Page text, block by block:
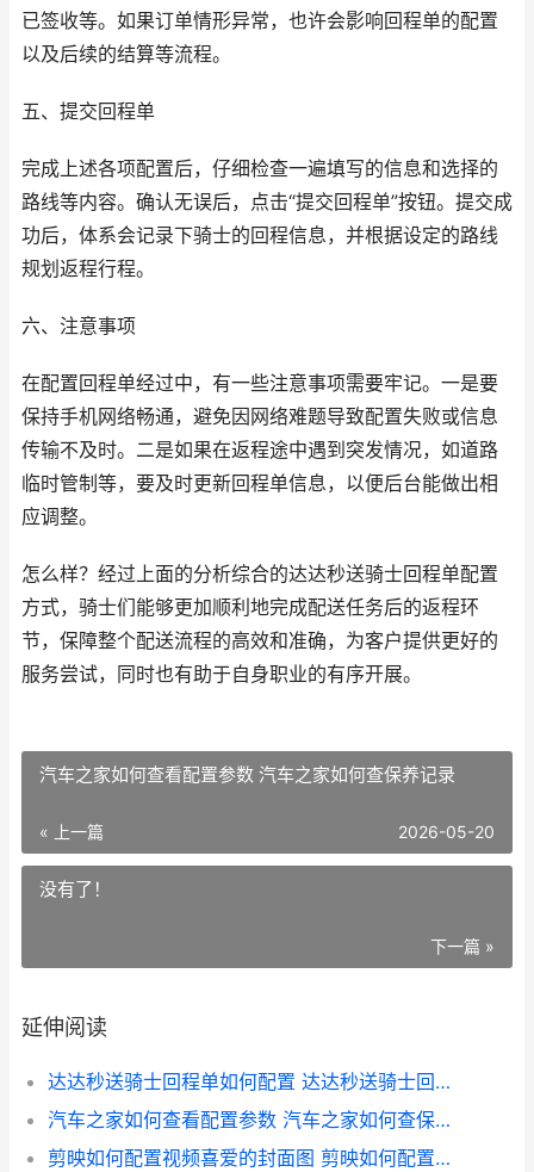
已签收等。如果订单情形异常，也许会影响回程单的配置
以及后续的结算等流程。
五、提交回程单
完成上述各项配置后，仔细检查一遍填写的信息和选择的
路线等内容。确认无误后，点击“提交回程单”按钮。提交成
功后，体系会记录下骑士的回程信息，并根据设定的路线
规划返程行程。
六、注意事项
在配置回程单经过中，有一些注意事项需要牢记。一是要
保持手机网络畅通，避免因网络难题导致配置失败或信息
传输不及时。二是如果在返程途中遇到突发情况，如道路
临时管制等，要及时更新回程单信息，以便后台能做出相
应调整。
怎么样？经过上面的分析综合的达达秒送骑士回程单配置
方式，骑士们能够更加顺利地完成配送任务后的返程环
节，保障整个配送流程的高效和准确，为客户提供更好的
服务尝试，同时也有助于自身职业的有序开展。
汽车之家如何查看配置参数 汽车之家如何查保养记录
« 上一篇 2026-05-20
没有了！
下一篇 »
延伸阅读
达达秒送骑士回程单如何配置 达达秒送骑士回炉培训报名未开放怎么办
汽车之家如何查看配置参数 汽车之家如何查保养记录
剪映如何配置视频喜爱的封面图 剪映如何配置视频字幕